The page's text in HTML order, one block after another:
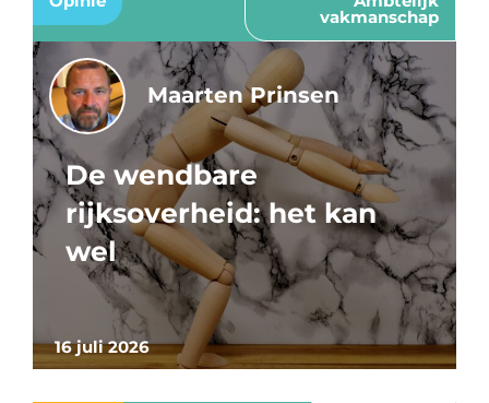
vakmanschap
16 juli 2026
Maarten Prinsen
De wendbare
rijksoverheid: het kan
wel